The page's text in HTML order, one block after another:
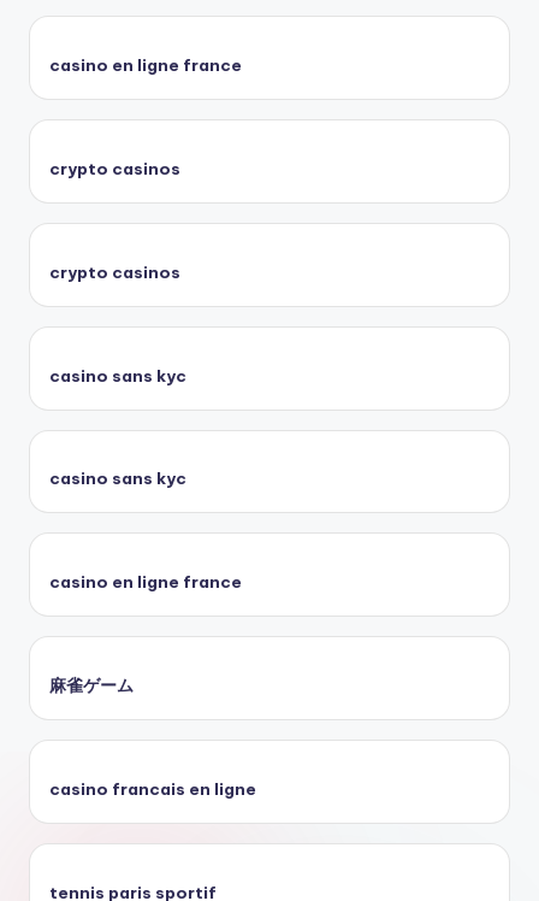
casino en ligne france
crypto casinos
crypto casinos
casino sans kyc
casino sans kyc
casino en ligne france
麻雀ゲーム
casino francais en ligne
tennis paris sportif